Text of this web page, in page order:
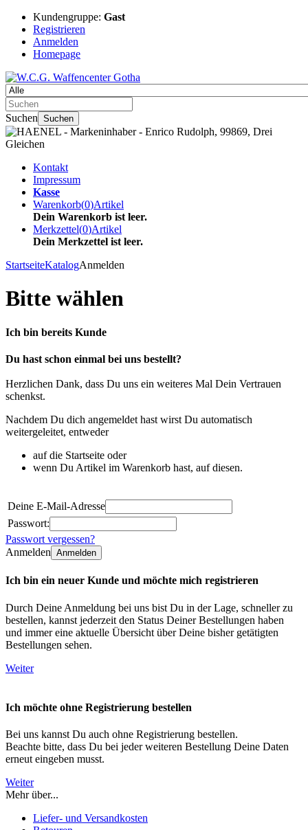
Kundengruppe: Gast
Registrieren
Anmelden
Homepage
Suchen Suchen
Kontakt
Impressum
Kasse
Warenkorb(0)Artikel
Dein Warenkorb ist leer.
Merkzettel(0)Artikel
Dein Merkzettel ist leer.
StartseiteKatalogAnmelden
Bitte wählen
Ich bin bereits Kunde
Du hast schon einmal bei uns bestellt?
Herzlichen Dank, dass Du uns ein weiteres Mal Dein Vertrauen
schenkst.
Nachdem Du dich angemeldet hast wirst Du automatisch
weitergeleitet, entweder
auf die Startseite oder
wenn Du Artikel im Warenkorb hast, auf diesen.
Deine E-Mail-Adresse
Passwort:
Passwort vergessen?
Anmelden Anmelden
Ich bin ein neuer Kunde und möchte mich registrieren
Durch Deine Anmeldung bei uns bist Du in der Lage, schneller zu
bestellen, kannst jederzeit den Status Deiner Bestellungen haben
und immer eine aktuelle Übersicht über Deine bisher getätigten
Bestellungen sehen.
Weiter
Ich möchte ohne Registrierung bestellen
Bei uns kannst Du auch ohne Registrierung bestellen.
Beachte bitte, dass Du bei jeder weiteren Bestellung Deine Daten
erneut eingeben musst.
Weiter
Mehr über...
Liefer- und Versandkosten